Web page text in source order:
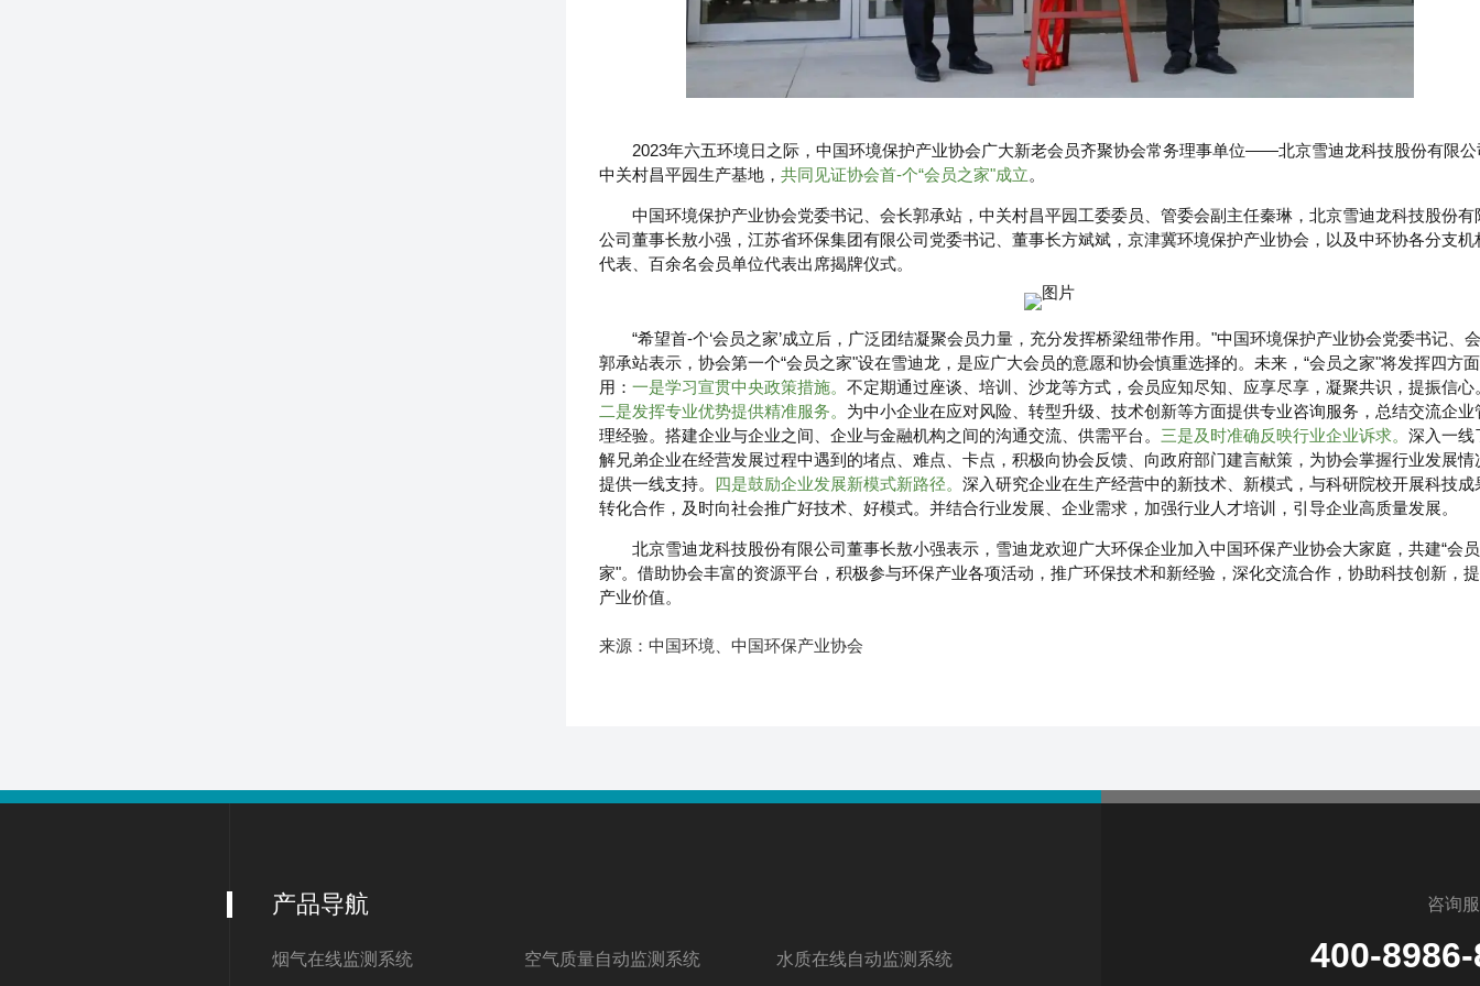
2023年六五环境日之际，中国环境保护产业协会广大新老会员齐聚协会常务理事单位——北京雪迪龙科技股份有限公
中关村昌平园生产基地， 共同见证协会首-个“会员之家"成立。
中国环境保护产业协会党委书记、会长郭承站，中关村昌平园工委委员、管委会副主任秦琳，北京雪迪龙科技股份有
公司董事长敖小强，江苏省环保集团有限公司党委书记、董事长方斌斌，京津冀环境保护产业协会，以及中环协各分支机
代表、百余名会员单位代表出席揭牌仪式。
“希望首-个‘会员之家’成立后，广泛团结凝聚会员力量，充分发挥桥梁纽带作用。"中国环境保护产业协会党委书记、
郭承站表示，协会第一个“会员之家"设在雪迪龙，是应广大会员的意愿和协会慎重选择的。未来，“会员之家"将发挥四方
用： 一是学习宣贯中央政策措施。 不定期通过座谈、培训、沙龙等方式，会员应知尽知、应享尽享，凝聚共识，提振信心
二是发挥专业优势提供精准服务。 为中小企业在应对风险、转型升级、技术创新等方面提供专业咨询服务，总结交流企业
理经验。搭建企业与企业之间、企业与金融机构之间的沟通交流、供需平台。 三是及时准确反映行业企业诉求。 深入一线
解兄弟企业在经营发展过程中遇到的堵点、难点、卡点，积极向协会反馈、向政府部门建言献策，为协会掌握行业发展情
提供一线支持。 四是鼓励企业发展新模式新路径。 深入研究企业在生产经营中的新技术、新模式，与科研院校开展科技成
转化合作，及时向社会推广好技术、好模式。并结合行业发展、企业需求，加强行业人才培训，引导企业高质量发展。
北京雪迪龙科技股份有限公司董事长敖小强表示，雪迪龙欢迎广大环保企业加入中国环保产业协会大家庭，共建“会
家"。借助协会丰富的资源平台，积极参与环保产业各项活动，推广环保技术和新经验，深化交流合作，协助科技创新，
产业价值。
来源：中国环境、中国环保产业协会
产品导航
烟气在线监测系统 空气质量自动监测系统 水质在线自动监测系统
咨询
400-